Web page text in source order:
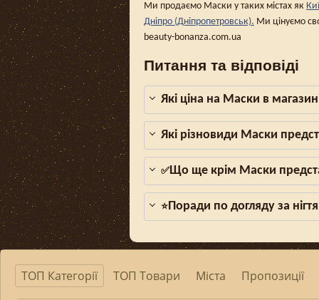
Ми продаємо Маски у таких містах як
Дніпро (Дніпропетровськ). Ми цінуємо
beauty-bonanza.com.ua
Питання та відповіді
Які ціна на Маски в
Які різновиди Маски
✅Що ще крім Маски
⭐Поради по догляду за
ТОП Категорії ТОП Товари Міста Пропозиції